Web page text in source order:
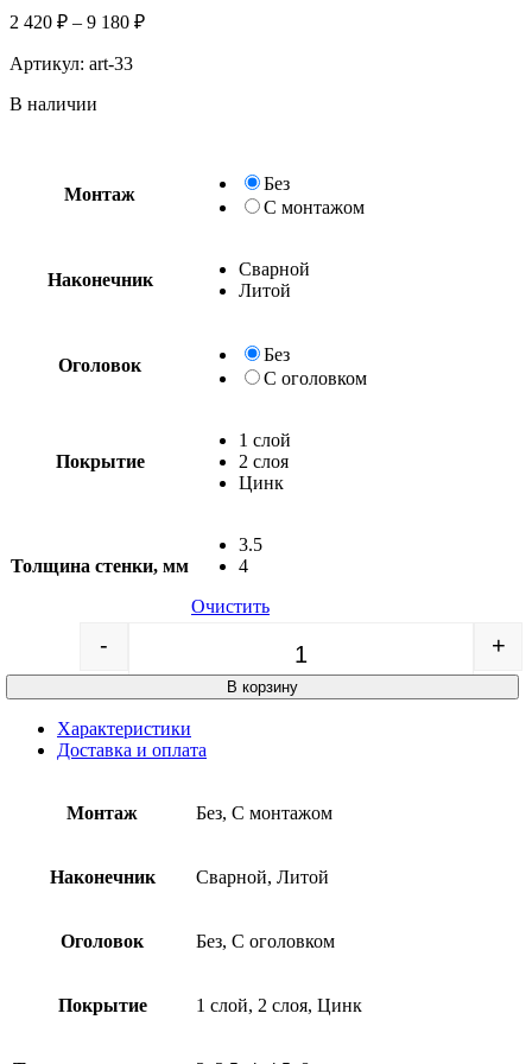
2 420 ₽ – 9 180 ₽
Артикул: art-33
В наличии
Монтаж
Без
С монтажом
Наконечник
Сварной
Литой
Оголовок
Без
С оголовком
Покрытие
1 слой
2 слоя
Цинк
Толщина стенки, мм
3.5
4
Очистить
Quantity
- +
В корзину
Характеристики
Доставка и оплата
Монтаж Без, С монтажом
Наконечник Сварной, Литой
Оголовок Без, С оголовком
Покрытие 1 слой, 2 слоя, Цинк